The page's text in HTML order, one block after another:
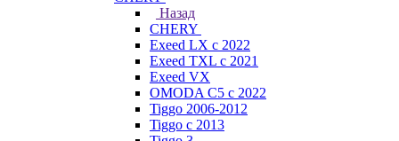
Назад
CHERY
Exeed LX с 2022
Exeed TXL с 2021
Exeed VX
OMODA C5 с 2022
Tiggo 2006-2012
Tiggo с 2013